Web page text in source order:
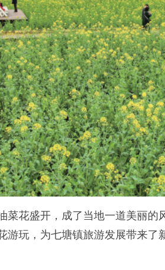
菜花盛开，成了当地一道美丽的
玩，为七塘镇旅游发展带来了